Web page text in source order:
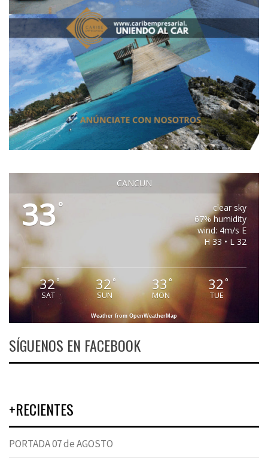
CANCUN
33°
clear sky
67% humidity
wind: 4m/s E
H 33 • L 32
32°
SAT
32°
SUN
33 °
MON
32°
TUE
Weather from OpenWeatherMap
SÍGUENOS EN FACEBOOK
+RECIENTES
PORTADA 07 de AGOSTO